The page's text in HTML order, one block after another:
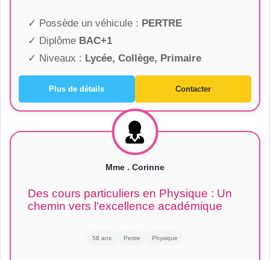
✓ Possède un véhicule : PERTRE
✓ Diplôme BAC+1
✓ Niveaux : Lycée, Collège, Primaire
Plus de détails Contacter
Mme . Corinne
Des cours particuliers en Physique : Un
chemin vers l'excellence académique
58 ans Pertre Physique